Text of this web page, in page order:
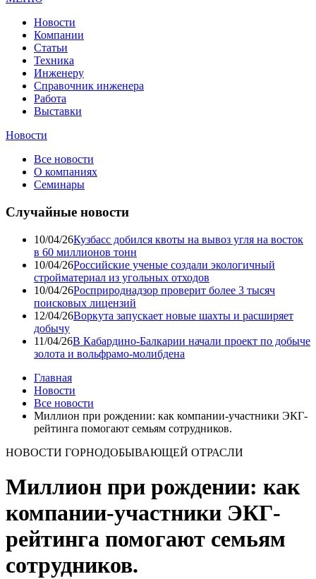
Новости
Компании
Статьи
Техника
Инженеру
Справочник инженера
Работа
Выставки
Новости
Все новости
О компаниях
Семинары
Случайные новости
10/04/26Кузбасс добился квоты на вывоз угля на восток
в 60 миллионов тонн
10/04/26Российские ученые создали экологичный
стройматериал из угольных отходов
10/04/26Росприроднадзор проверит более 3 тысяч
поисковых лицензий
12/04/26Воркута запускает новые шахты и расширяет
добычу
11/04/26В Кабардино-Балкарии начали проект по добыче
золота и вольфрамо-молибдена
Главная
Новости
Все новости
Миллион при рождении: как компании-участники ЭКГ-
рейтинга помогают семьям сотрудников.
НОВОСТИ ГОРНОДОБЫВАЮЩЕЙ ОТРАСЛИ
Миллион при рождении: как
компании-участники ЭКГ-
рейтинга помогают семьям
сотрудников.